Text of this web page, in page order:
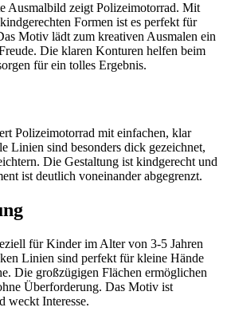
Ausmalbild zeigt Polizeimotorrad. Mit
Formen ist es perfekt für
Motiv lädt zum kreativen Ausmalen ein
Die klaren Konturen helfen beim
für ein tolles Ergebnis.
Polizeimotorrad mit einfachen, klar
Linien sind besonders dick gezeichnet,
Die Gestaltung ist kindgerecht und
ist deutlich voneinander abgegrenzt.
für Kinder im Alter von 3-5 Jahren
Linien sind perfekt für kleine Hände
Die großzügigen Flächen ermöglichen
Überforderung. Das Motiv ist
weckt Interesse.